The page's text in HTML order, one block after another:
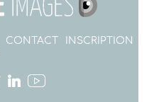
CONTACT INSCRIPTION